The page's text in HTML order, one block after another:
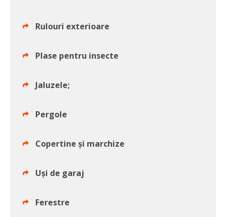
Rulouri exterioare
Plase pentru insecte
Jaluzele;
Pergole
Copertine și marchize
Uși de garaj
Ferestre